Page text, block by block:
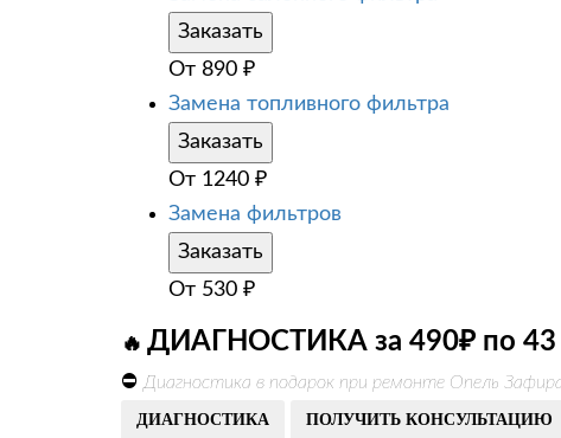
Заказать
От 890 ₽
Замена топливного фильтра
Заказать
От 1240 ₽
Замена фильтров
Заказать
От 530 ₽
🔥 ДИАГНОСТИКА за 490₽ по 43
⛔ Диагностика в подарок при ремонте Опель
ДИАГНОСТИКА ПОЛУЧИТЬ КОНСУЛЬТАЦИЮ